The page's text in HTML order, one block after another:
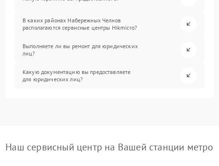
В каких районах Набережных Челнов
располагаются сервисные центры Hikmicro?
Выполняете ли вы ремонт для юридических
лиц?
Какую документацию вы предоставляете
для юридических лиц?
Наш сервисный центр на Вашей станции метро